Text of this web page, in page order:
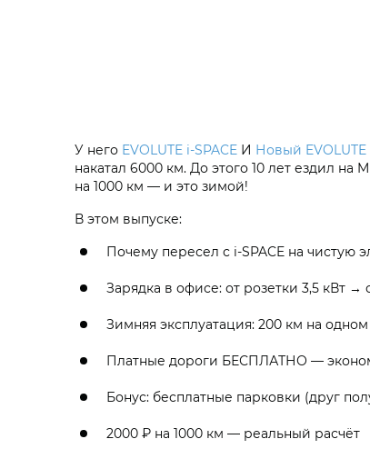
У него EVOLUTE i‑SPACE И Новый EVOLUTE
накатал 6000 км. До этого 10 лет ездил
на 1000 км — и это зимой!
В этом выпуске:
Почему пересел с i‑SPACE на чистую
Зарядка в офисе: от розетки 3,5 кВт →
Зимняя эксплуатация: 200 км на одном
Платные дороги БЕСПЛАТНО —
Бонус: бесплатные парковки (друг
2000 ₽ на 1000 км — реальный расчёт